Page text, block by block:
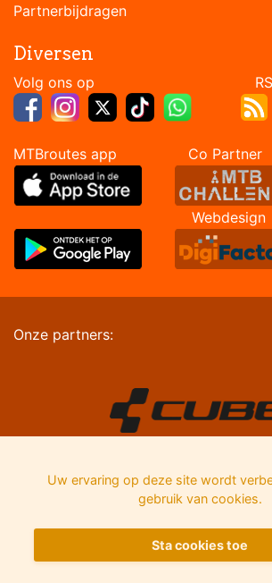
Partnerbijdragen
Diversen
Volg ons op
MTBroutes app Co Partner
Webdesign
Onze partners:
Uw ervaring op deze site wordt
gebruik van cookies.
Sta cookies toe